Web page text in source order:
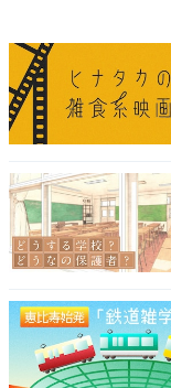
「
地